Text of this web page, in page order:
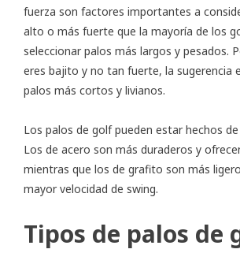
fuerza son factores importantes a
alto o más fuerte que la mayoría de los
seleccionar palos más largos y pesados.
eres bajito y no tan fuerte, la sugerencia
palos más cortos y livianos.
Los palos de golf pueden estar hechos
Los de acero son más duraderos y
mientras que los de grafito son más
mayor velocidad de swing.
Tipos de palos de